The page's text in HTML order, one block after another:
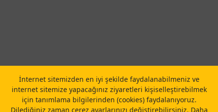
İnternet sitemizden en iyi şekilde faydalanabilmeniz ve
internet sitemize yapacağınız ziyaretleri kişiselleştirebilmek
için tanımlama bilgilerinden (cookies) faydalanıyoruz.
Dilediğiniz zaman çerez ayarlarınızı değiştirebilirsiniz. Daha